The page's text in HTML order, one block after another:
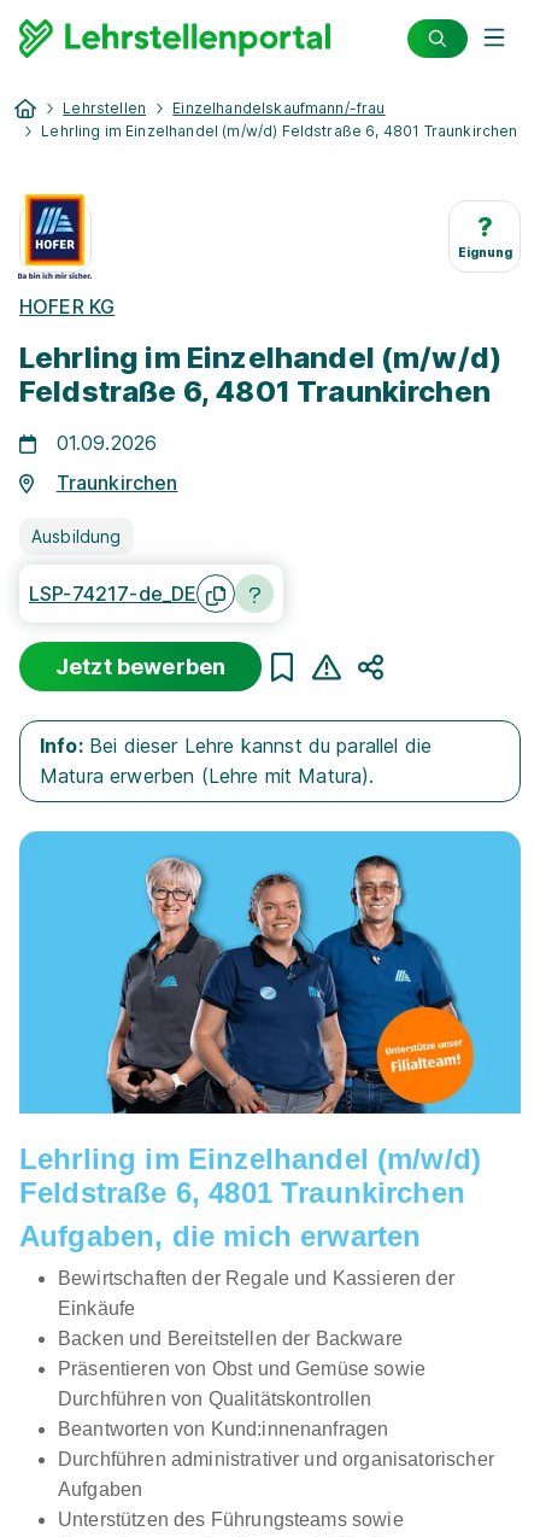
Lehrstellen
Einzelhandelskaufmann/-frau
Lehrling im Einzelhandel (m/w/d) Feldstraße 6, 4801 Traunkirchen
?
Eignung
HOFER KG
Lehrling im Einzelhandel (m/w/d)
Feldstraße 6, 4801 Traunkirchen
01.09.2026
Traunkirchen
Ausbildung
LSP-74217-de_DE
Jetzt bewerben
Info: Bei dieser Lehre kannst du parallel die
Matura erwerben (Lehre mit Matura).
Lehrling im Einzelhandel (m/w/d)
Feldstraße 6, 4801 Traunkirchen
Aufgaben, die mich erwarten
Bewirtschaften der Regale und Kassieren der
Einkäufe
Backen und Bereitstellen der Backware
Präsentieren von Obst und Gemüse sowie
Durchführen von Qualitätskontrollen
Beantworten von Kund:innenanfragen
Durchführen administrativer und organisatorischer
Aufgaben
Unterstützen des Führungsteams sowie